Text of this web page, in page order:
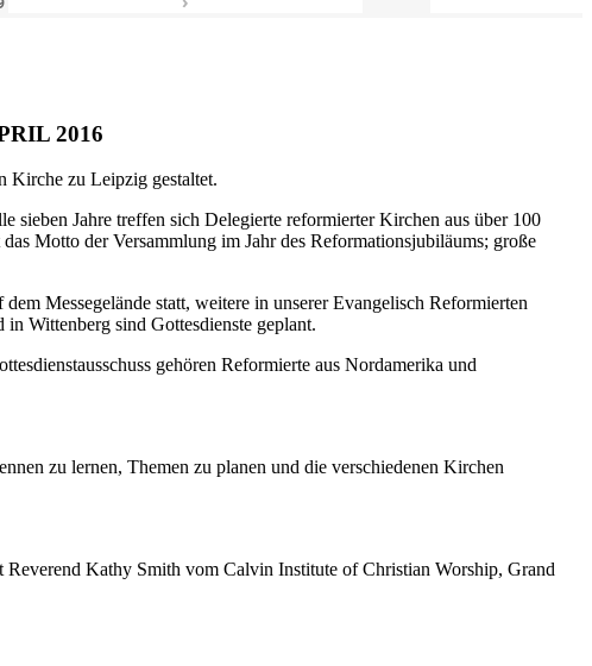
2016
Kirche zu Leipzig gestaltet.
sieben Jahre treffen sich Delegierte reformierter Kirchen aus über 100
das Motto der Versammlung im Jahr des Reformationsjubiläums; große
Messegelände statt, weitere in unserer Evangelisch Reformierten
Wittenberg sind Gottesdienste geplant.
gehören Reformierte aus Nordamerika und
zu lernen, Themen zu planen und die verschiedenen Kirchen
Reverend Kathy Smith vom Calvin Institute of Christian Worship, Grand